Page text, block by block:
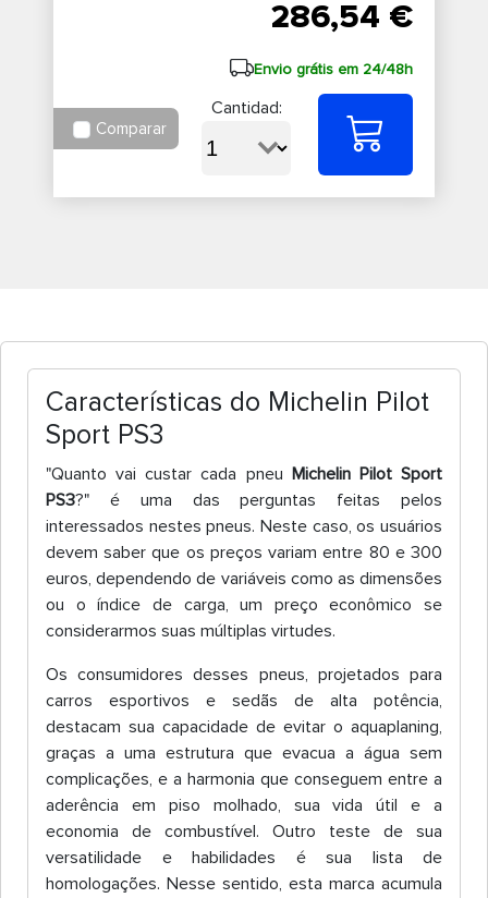
286,54 €
Envio grátis em 24/48h
Comparar
Cantidad:
Características do Michelin Pilot
Sport PS3
"Quanto vai custar cada pneu Michelin Pilot Sport
PS3?" é uma das perguntas feitas pelos
interessados nestes pneus. Neste caso, os usuários
devem saber que os preços variam entre 80 e 300
euros, dependendo de variáveis como as dimensões
ou o índice de carga, um preço econômico se
considerarmos suas múltiplas virtudes.
Os consumidores desses pneus, projetados para
carros esportivos e sedãs de alta potência,
destacam sua capacidade de evitar o aquaplaning,
graças a uma estrutura que evacua a água sem
complicações, e a harmonia que conseguem entre a
aderência em piso molhado, sua vida útil e a
economia de combustível. Outro teste de sua
versatilidade e habilidades é sua lista de
homologações. Nesse sentido, esta marca acumula